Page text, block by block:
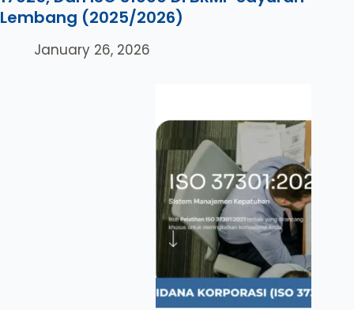
Lembang (2025/2026)
January 26, 2026